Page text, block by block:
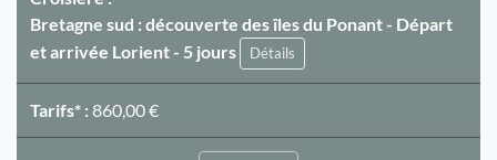
Bretagne sud : découverte des îles du Ponant - Départ
et arrivée Lorient - 5 jours
Détails
Tarifs* : 860,00 €